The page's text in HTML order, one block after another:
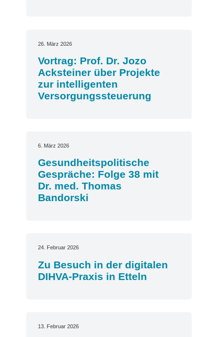
26. März 2026
Vortrag: Prof. Dr. Jozo
Acksteiner über Projekte
zur intelligenten
Versorgungssteuerung
6. März 2026
Gesundheitspolitische
Gespräche: Folge 38 mit
Dr. med. Thomas
Bandorski
24. Februar 2026
Zu Besuch in der digitalen
DIHVA-Praxis in Etteln
13. Februar 2026